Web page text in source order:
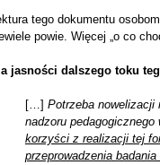
tego dokumentu
powie. Więcej „o co
jasności dalszego toku
[…] Potrzeba nowelizacji
nadzoru pedagogicznego
korzyści z realizacji tej
przeprowadzenia